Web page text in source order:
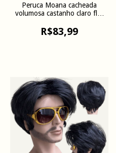
Peruca Moana cacheada
volumosa castanho claro flor
R$83,99